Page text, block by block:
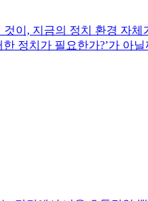
이, 지금의 정치 환경 자
정치가 필요한가?’가 아